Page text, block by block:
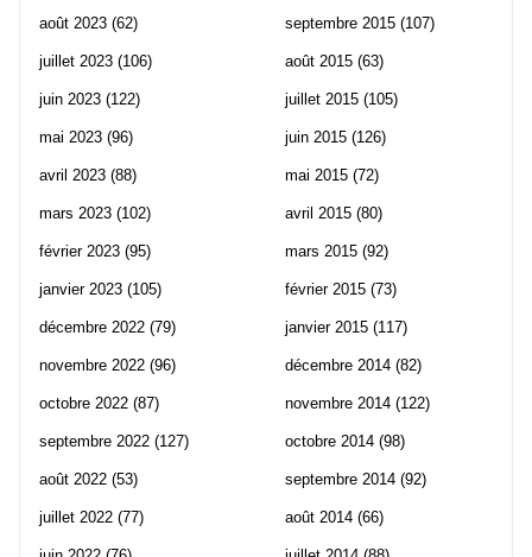
août 2023 (62)
juillet 2023 (106)
juin 2023 (122)
mai 2023 (96)
avril 2023 (88)
mars 2023 (102)
février 2023 (95)
janvier 2023 (105)
décembre 2022 (79)
novembre 2022 (96)
octobre 2022 (87)
septembre 2022 (127)
août 2022 (53)
juillet 2022 (77)
septembre 2015 (107)
août 2015 (63)
juillet 2015 (105)
juin 2015 (126)
mai 2015 (72)
avril 2015 (80)
mars 2015 (92)
février 2015 (73)
janvier 2015 (117)
décembre 2014 (82)
novembre 2014 (122)
octobre 2014 (98)
septembre 2014 (92)
août 2014 (66)